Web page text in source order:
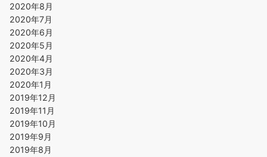
2020年8月
2020年7月
2020年6月
2020年5月
2020年4月
2020年3月
2020年1月
2019年12月
2019年11月
2019年10月
2019年9月
2019年8月